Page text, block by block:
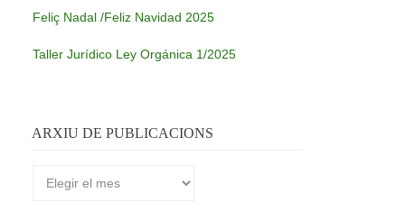
Feliç Nadal /Feliz Navidad 2025
Taller Jurídico Ley Orgánica 1/2025
ARXIU DE PUBLICACIONS